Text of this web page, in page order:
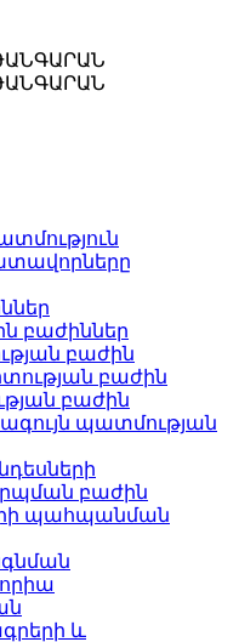
բաժիններ
բաժին
բաժին
բաժին
պատմության
բաժին
պահպանման
և